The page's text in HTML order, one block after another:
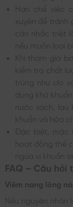
Hạn chế việc
xuyên để
cân nhắc triệt
nếu muốn loại
Khi tham gia
kiểm tra chất
trùng như clo
dụng khử
nước sạch,
khuẩn và hóa
Đặc biệt, mặc
hoạt động thể
ngừa vi khuẩn
FAQ – Câu hỏi
Viêm nang lông
Nếu nguyên nhân